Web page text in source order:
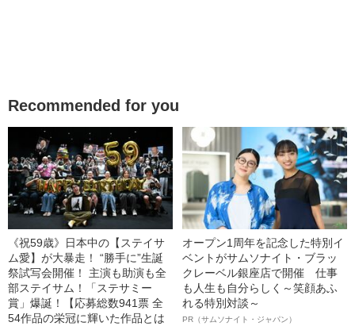
Recommended for you
《祝59歳》日本中の【ステイサ
ム愛】が大暴走！ “勝手に”生誕
祭試写会開催！ 主演も助演も全
部ステイサム！「ステサミー
賞」爆誕！【応募総数941票 全
54作品の栄冠に輝いた作品とは
オープン1周年を記念した特別イ
ベントがサムソナイト・ブラッ
クレーベル銀座店で開催 仕事
も人生も自分らしく～笑顔あふ
れる特別対談～
PR（サムソナイト・ジャパン）